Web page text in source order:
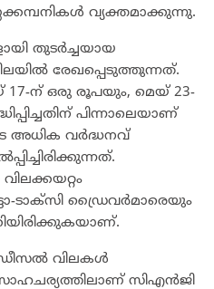
വ്യക്തമാക്കുന്നു.
തുടർച്ചയായ
രേഖപ്പെടുത്തുന്നത്.
17-ന് ഒരു രൂപയും, മെയ് 23-
പിന്നാലെയാണ്
അധിക വർദ്ധനവ്
ടാക്സി ഡ്രൈവർമാരെയും
ഡീസൽ വിലകൾ
സാഹചര്യത്തിലാണ് സിഎൻജി